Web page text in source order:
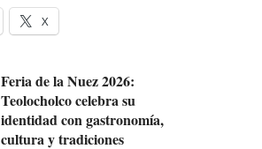
X
Feria de la Nuez 2026:
Teolocholco celebra su
identidad con gastronomía,
cultura y tradiciones